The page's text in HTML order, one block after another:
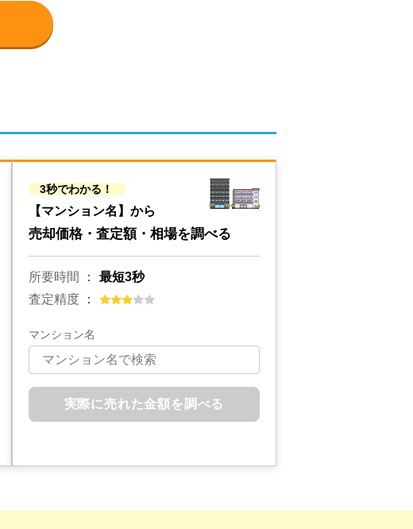
3秒でわかる！
【マンション名】から
売却価格・査定額・相場を調べる
所要時間
最短3秒
査定精度
マンション名
実際に売れた金額を調べる